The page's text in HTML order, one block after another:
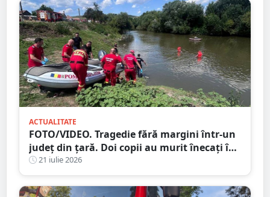
ACTUALITATE
FOTO/VIDEO. Tragedie fără margini într-un
județ din țară. Doi copii au murit înecați în
râu21 iulie 2026